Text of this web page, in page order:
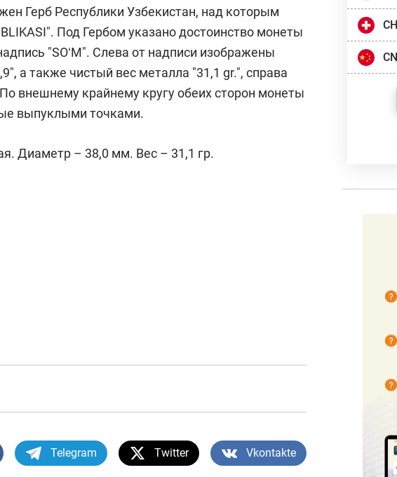
Герб Республики Узбекистан, над которым
Под Гербом указано достоинство монеты
"SOʻM". Слева от надписи изображены
а также чистый вес металла "31,1 gr.", справа
внешнему крайнему кругу обеих сторон монеты
выпуклыми точками.
Диаметр – 38,0 мм. Вес – 31,1 гр.
Telegram Twitter Vkontakte